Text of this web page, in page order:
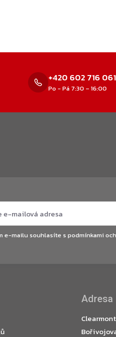
+420 602 716 061
Po - Pá 7:30 – 16:00
e-mailu souhlasíte s podmínkami
Adresa